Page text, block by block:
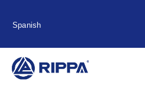
Spanish